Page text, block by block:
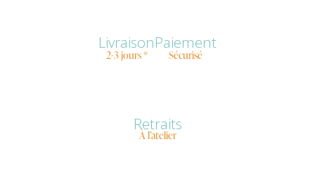
Livraison
2-3 jours *
Paiement
Sécurisé
Retraits
À l’atelier